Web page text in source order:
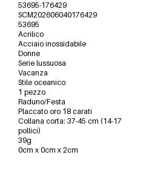
53695-176429
SCM202606040176429
53695
Acrilico
Acciaio inossidabile
Donne
Serie lussuosa
Vacanza
Stile oceanico
1 pezzo
Raduno/Festa
Placcato oro 18 carati
Collana corta: 37-45 cm (14-17
pollici)
39g
0cm x 0cm x 2cm